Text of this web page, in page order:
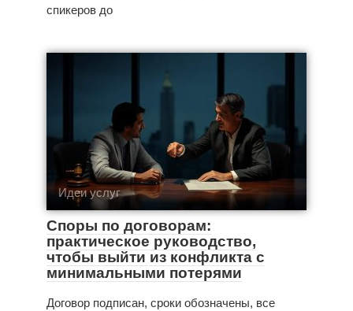
спикеров до
Идеи услуг
Споры по договорам:
практическое руководство,
чтобы выйти из конфликта с
минимальными потерями
Договор подписан, сроки обозначены, все